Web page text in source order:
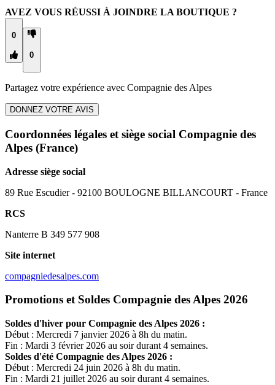
AVEZ VOUS RÉUSSI À JOINDRE LA BOUTIQUE ?
0
0
Partagez votre expérience avec Compagnie des Alpes
DONNEZ VOTRE AVIS
Coordonnées légales et siège social Compagnie des
Alpes (France)
Adresse siège social
89 Rue Escudier - 92100 BOULOGNE BILLANCOURT - France
RCS
Nanterre B 349 577 908
Site internet
compagniedesalpes.com
Promotions et Soldes Compagnie des Alpes 2026
Soldes d'hiver pour Compagnie des Alpes 2026 :
Début : Mercredi 7 janvier 2026 à 8h du matin.
Fin : Mardi 3 février 2026 au soir durant 4 semaines.
Soldes d'été Compagnie des Alpes 2026 :
Début : Mercredi 24 juin 2026 à 8h du matin.
Fin : Mardi 21 juillet 2026 au soir durant 4 semaines.